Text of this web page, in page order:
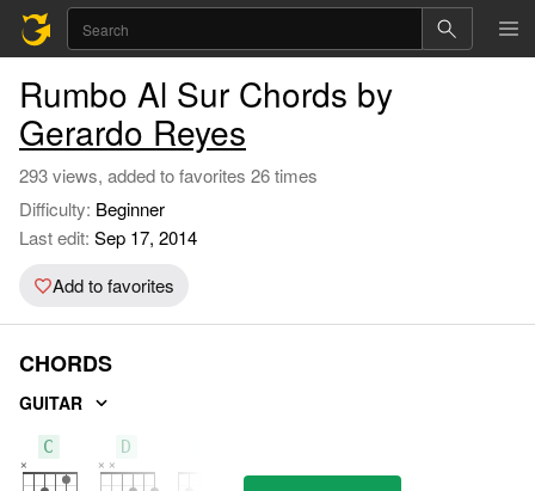
Rumbo Al Sur Chords by
Gerardo Reyes
293 views, added to favorites 26 times
Difficulty: Beginner
Last edit: Sep 17, 2014
Add to favorites
CHORDS
GUITAR
C D